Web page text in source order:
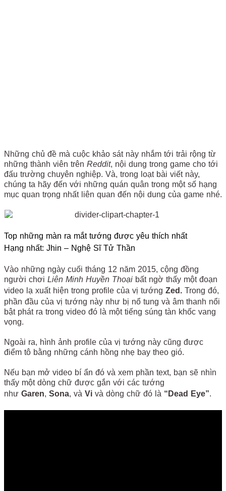
Những chủ đề mà cuộc khảo sát này nhắm tới trải rộng từ
những thành viên trên Reddit, nội dung trong game cho tới
đấu trường chuyên nghiệp. Và, trong loạt bài viết này,
chúng ta hãy đến với những quán quân trong một số hạng
mục quan trọng nhất liên quan đến nội dung của game nhé.
Top những màn ra mắt tướng được yêu thích nhất
Hạng nhất: Jhin – Nghệ Sĩ Tử Thần
Vào những ngày cuối tháng 12 năm 2015, cộng đồng
người chơi Liên Minh Huyền Thoại bất ngờ thấy một đoạn
video lạ xuất hiện trong profile của vị tướng Zed. Trong đó,
phần đầu của vị tướng này như bị nổ tung và âm thanh nổi
bật phát ra trong video đó là một tiếng súng tàn khốc vang
vọng.
Ngoài ra, hình ảnh profile của vị tướng này cũng được
điểm tô bằng những cánh hồng nhẹ bay theo gió.
Nếu bạn mở video bí ẩn đó và xem phần text, bạn sẽ nhìn
thấy một dòng chữ được gắn với các tướng
như Garen, Sona, và Vi và dòng chữ đó là “Dead Eye”.